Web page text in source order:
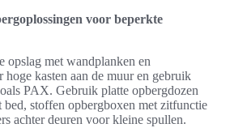
voor beperkte
opslag met wandplanken en
hoge kasten aan de muur en gebruik
PAX. Gebruik platte opbergdozen
bed, stoffen opbergboxen met zitfunctie
achter deuren voor kleine spullen.